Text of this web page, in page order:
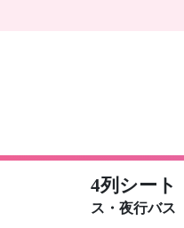
4列シート
ス・夜行バス